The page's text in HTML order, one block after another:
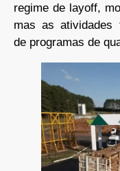
regime de layoff,
mas as atividades
de programas de